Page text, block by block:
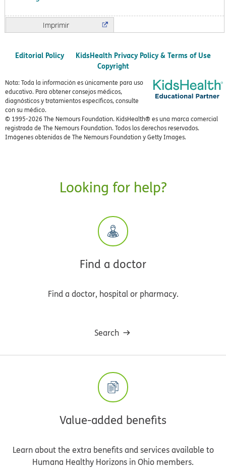
Imprimir
Editorial Policy
KidsHealth Privacy Policy & Terms of Use
Copyright
Nota: Toda la información es únicamente para uso
educativo. Para obtener consejos médicos,
diagnósticos y tratamientos específicos, consulte
con su médico.
© 1995-2026 The Nemours Foundation. KidsHealth® es una marca comercial
registrada de The Nemours Foundation. Todos los derechos reservados.
Imágenes obtenidas de The Nemours Foundation y Getty Images.
Looking for help?
Find a doctor
Find a doctor, hospital or pharmacy.
Search
Value-added benefits
Learn about the extra benefits and services available to
Humana Healthy Horizons in Ohio members.